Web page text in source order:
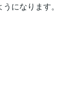
になります。